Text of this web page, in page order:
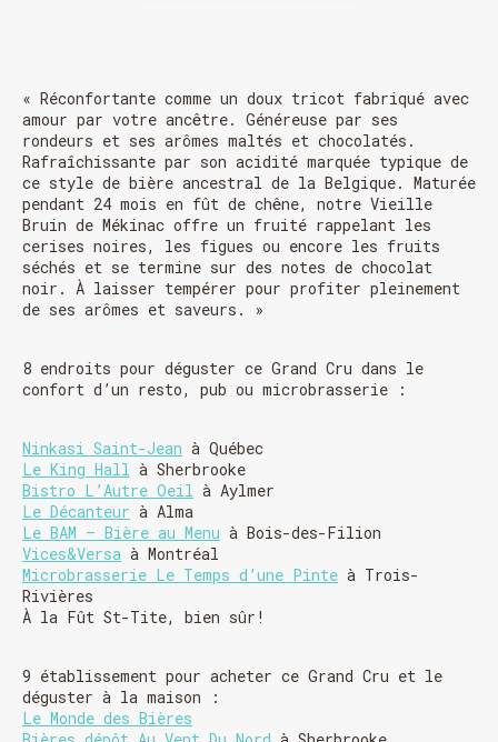
« Réconfortante comme un doux tricot fabriqué avec
amour par votre ancêtre. Généreuse par ses
rondeurs et ses arômes maltés et chocolatés.
Rafraîchissante par son acidité marquée typique de
ce style de bière ancestral de la Belgique. Maturée
pendant 24 mois en fût de chêne, notre Vieille
Bruin de Mékinac offre un fruité rappelant les
cerises noires, les figues ou encore les fruits
séchés et se termine sur des notes de chocolat
noir. À laisser tempérer pour profiter pleinement
de ses arômes et saveurs. »
8 endroits pour déguster ce Grand Cru dans le
confort d’un resto, pub ou microbrasserie :
Ninkasi Saint-Jean à Québec
Le King Hall à Sherbrooke
Bistro L’Autre Oeil à Aylmer
Le Décanteur à Alma
Le BAM – Bière au Menu à Bois-des-Filion
Vices&Versa à Montréal
Microbrasserie Le Temps d’une Pinte à Trois-
Rivières
À la Fût St-Tite, bien sûr!
9 établissement pour acheter ce Grand Cru et le
déguster à la maison :
Le Monde des Bières
HORAIRE DES FÊTES
FERMÉ du 23 au 25 décembre
OUVERT 26 et 27 déc. de 11h à 22h
OUVERT 28 et 29 déc. de 09h à 22h
FERMÉ 31 déc. et 01 janvier